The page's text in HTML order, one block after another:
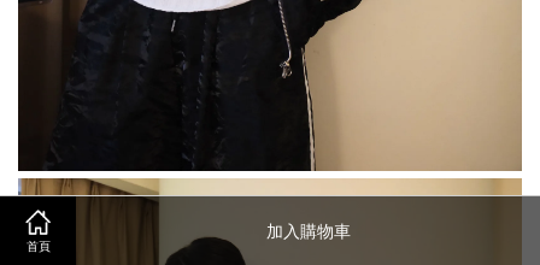
首頁
加入購物車